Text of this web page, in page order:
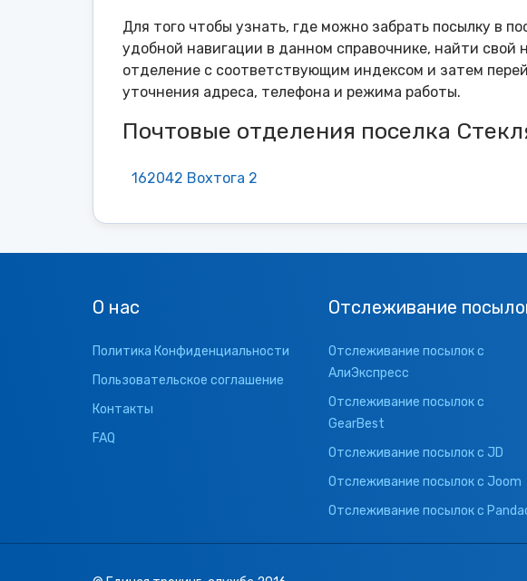
Для того чтобы узнать, где можно забрать посылку в
удобной навигации в данном справочнике, найти свой
отделение с соответствующим индексом и затем
уточнения адреса, телефона и режима работы.
Почтовые отделения поселка
162042 Вохтога 2
О нас
Политика Конфиденциальности
Пользовательское соглашение
Контакты
FAQ
Отслеживание
Отслеживание посылок с
АлиЭкспресс
Отслеживание посылок с
GearBest
Отслеживание посылок с JD
Отслеживание посылок с Joom
Отслеживание посылок с